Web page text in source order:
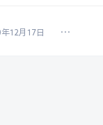
12月17日